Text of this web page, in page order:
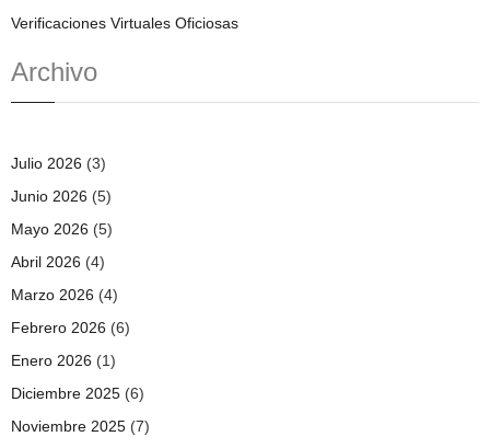
Verificaciones Virtuales Oficiosas
Archivo
Julio 2026 (3)
Junio 2026 (5)
Mayo 2026 (5)
Abril 2026 (4)
Marzo 2026 (4)
Febrero 2026 (6)
Enero 2026 (1)
Diciembre 2025 (6)
Noviembre 2025 (7)